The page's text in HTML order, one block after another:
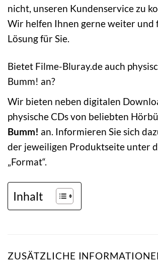
nicht, unseren Kundenservice zu
Wir helfen Ihnen gerne weiter und
Lösung für Sie.
Bietet Filme-Bluray.de auch
Bumm! an?
Wir bieten neben digitalen
physische CDs von beliebten
Bumm! an. Informieren Sie sich
der jeweiligen Produktseite unter
„Format“.
Inhalt
ZUSÄTZLICHE